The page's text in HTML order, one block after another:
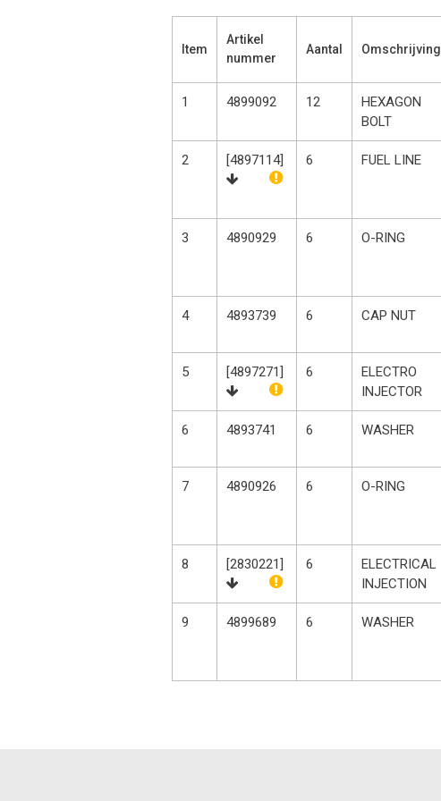
Item
Artikel
nummer
Aantal Omschrijving
1 4899092 12
HEXAGON
BOLT
2 [4897114] 6 FUEL LINE
3 4890929 6 O-RING
4 4893739 6 CAP NUT
5 [4897271] 6
ELECTRO
INJECTOR
6 4893741 6 WASHER
7 4890926 6 O-RING
8 [2830221] 6
ELECTRICAL
INJECTION
9 4899689 6 WASHER